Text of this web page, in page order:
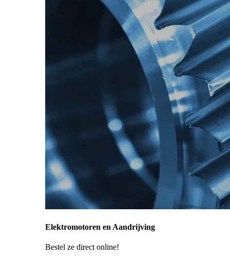
Elektromotoren en Aandrijving
Bestel ze direct online!